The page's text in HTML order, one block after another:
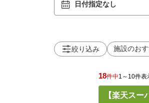
日付指定なし
絞り込み
18件中1～10件表
【楽天ス